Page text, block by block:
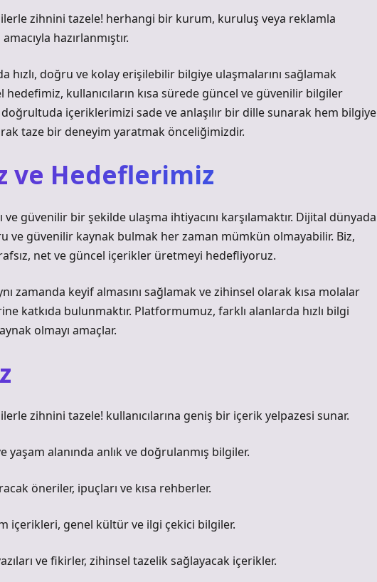
zihnini tazele! herhangi bir kurum, kuruluş veya reklamla
hazırlanmıştır.
hızlı, doğru ve kolay erişilebilir bilgiye ulaşmalarını sağlamak
kullanıcıların kısa sürede güncel ve güvenilir bilgiler
içeriklerimizi sade ve anlaşılır bir dille sunarak hem bilgiye
taze bir deneyim yaratmak önceliğimizdir.
ve Hedeflerimiz
ve güvenilir bir şekilde ulaşma ihtiyacını karşılamaktır. Dijital dünyada
ve güvenilir kaynak bulmak her zaman mümkün olmayabilir. Biz,
net ve güncel içerikler üretmeyi hedefliyoruz.
zamanda keyif almasını sağlamak ve zihinsel olarak kısa molalar
katkıda bulunmaktır. Platformumuz, farklı alanlarda hızlı bilgi
olmayı amaçlar.
zihnini tazele! kullanıcılarına geniş bir içerik yelpazesi sunar.
yaşam alanında anlık ve doğrulanmış bilgiler.
öneriler, ipuçları ve kısa rehberler.
içerikleri, genel kültür ve ilgi çekici bilgiler.
ve fikirler, zihinsel tazelik sağlayacak içerikler.